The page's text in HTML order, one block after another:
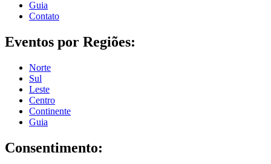
Guia
Contato
Eventos por Regiões:
Norte
Sul
Leste
Centro
Continente
Guia
Consentimento: